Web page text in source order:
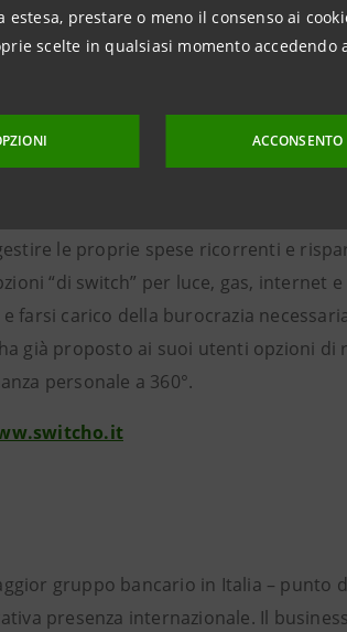
prestare o meno il consenso ai
scelte in qualsiasi momento accedendo
ACCONSENTO
it/sala-stampa/news
fondata nel 2019 da Marco
le proprie spese ricorrenti e
“di switch” per luce, gas, internet
farsi carico della burocrazia
già proposto ai suoi utenti opzioni
personale a 360°.
gruppo bancario in Italia – punto
presenza internazionale. Il